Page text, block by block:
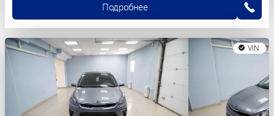
Подробнее
VIN